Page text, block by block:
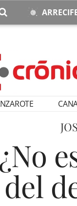
del